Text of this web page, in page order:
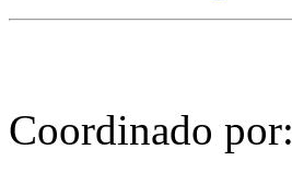
Coordinado por: